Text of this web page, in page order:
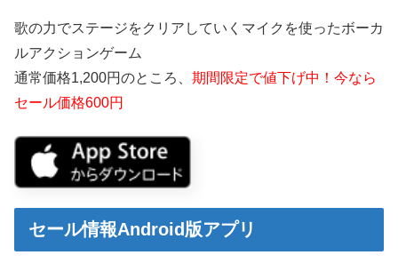
歌の力でステージをクリアしていくマイクを使ったボーカ
ルアクションゲーム
通常価格1,200円のところ、 期間限定で値下げ中！今なら
セール価格600円
セール情報Android版アプリ